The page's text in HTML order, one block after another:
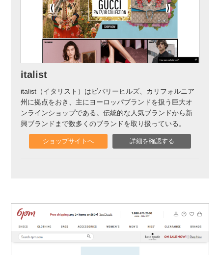
italist
italist（イタリスト）はビバリーヒルズ、カリフォルニア
州に拠点をおき、主にヨーロッパブランドを扱う巨大オ
ンラインショップである。伝統的な人気ブランドから新
興ブランドまで数多くのブランドを取り扱っている。
ショップサイトへ 詳細を確認する